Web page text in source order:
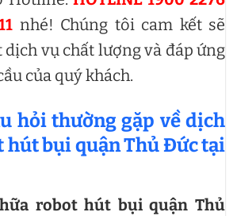
nhé! Chúng tôi cam kết sẽ
vụ chất lượng và đáp ứng
của quý khách.
hỏi thường gặp về dịch
hút bụi quận Thủ Đức tại
robot hút bụi quận Thủ